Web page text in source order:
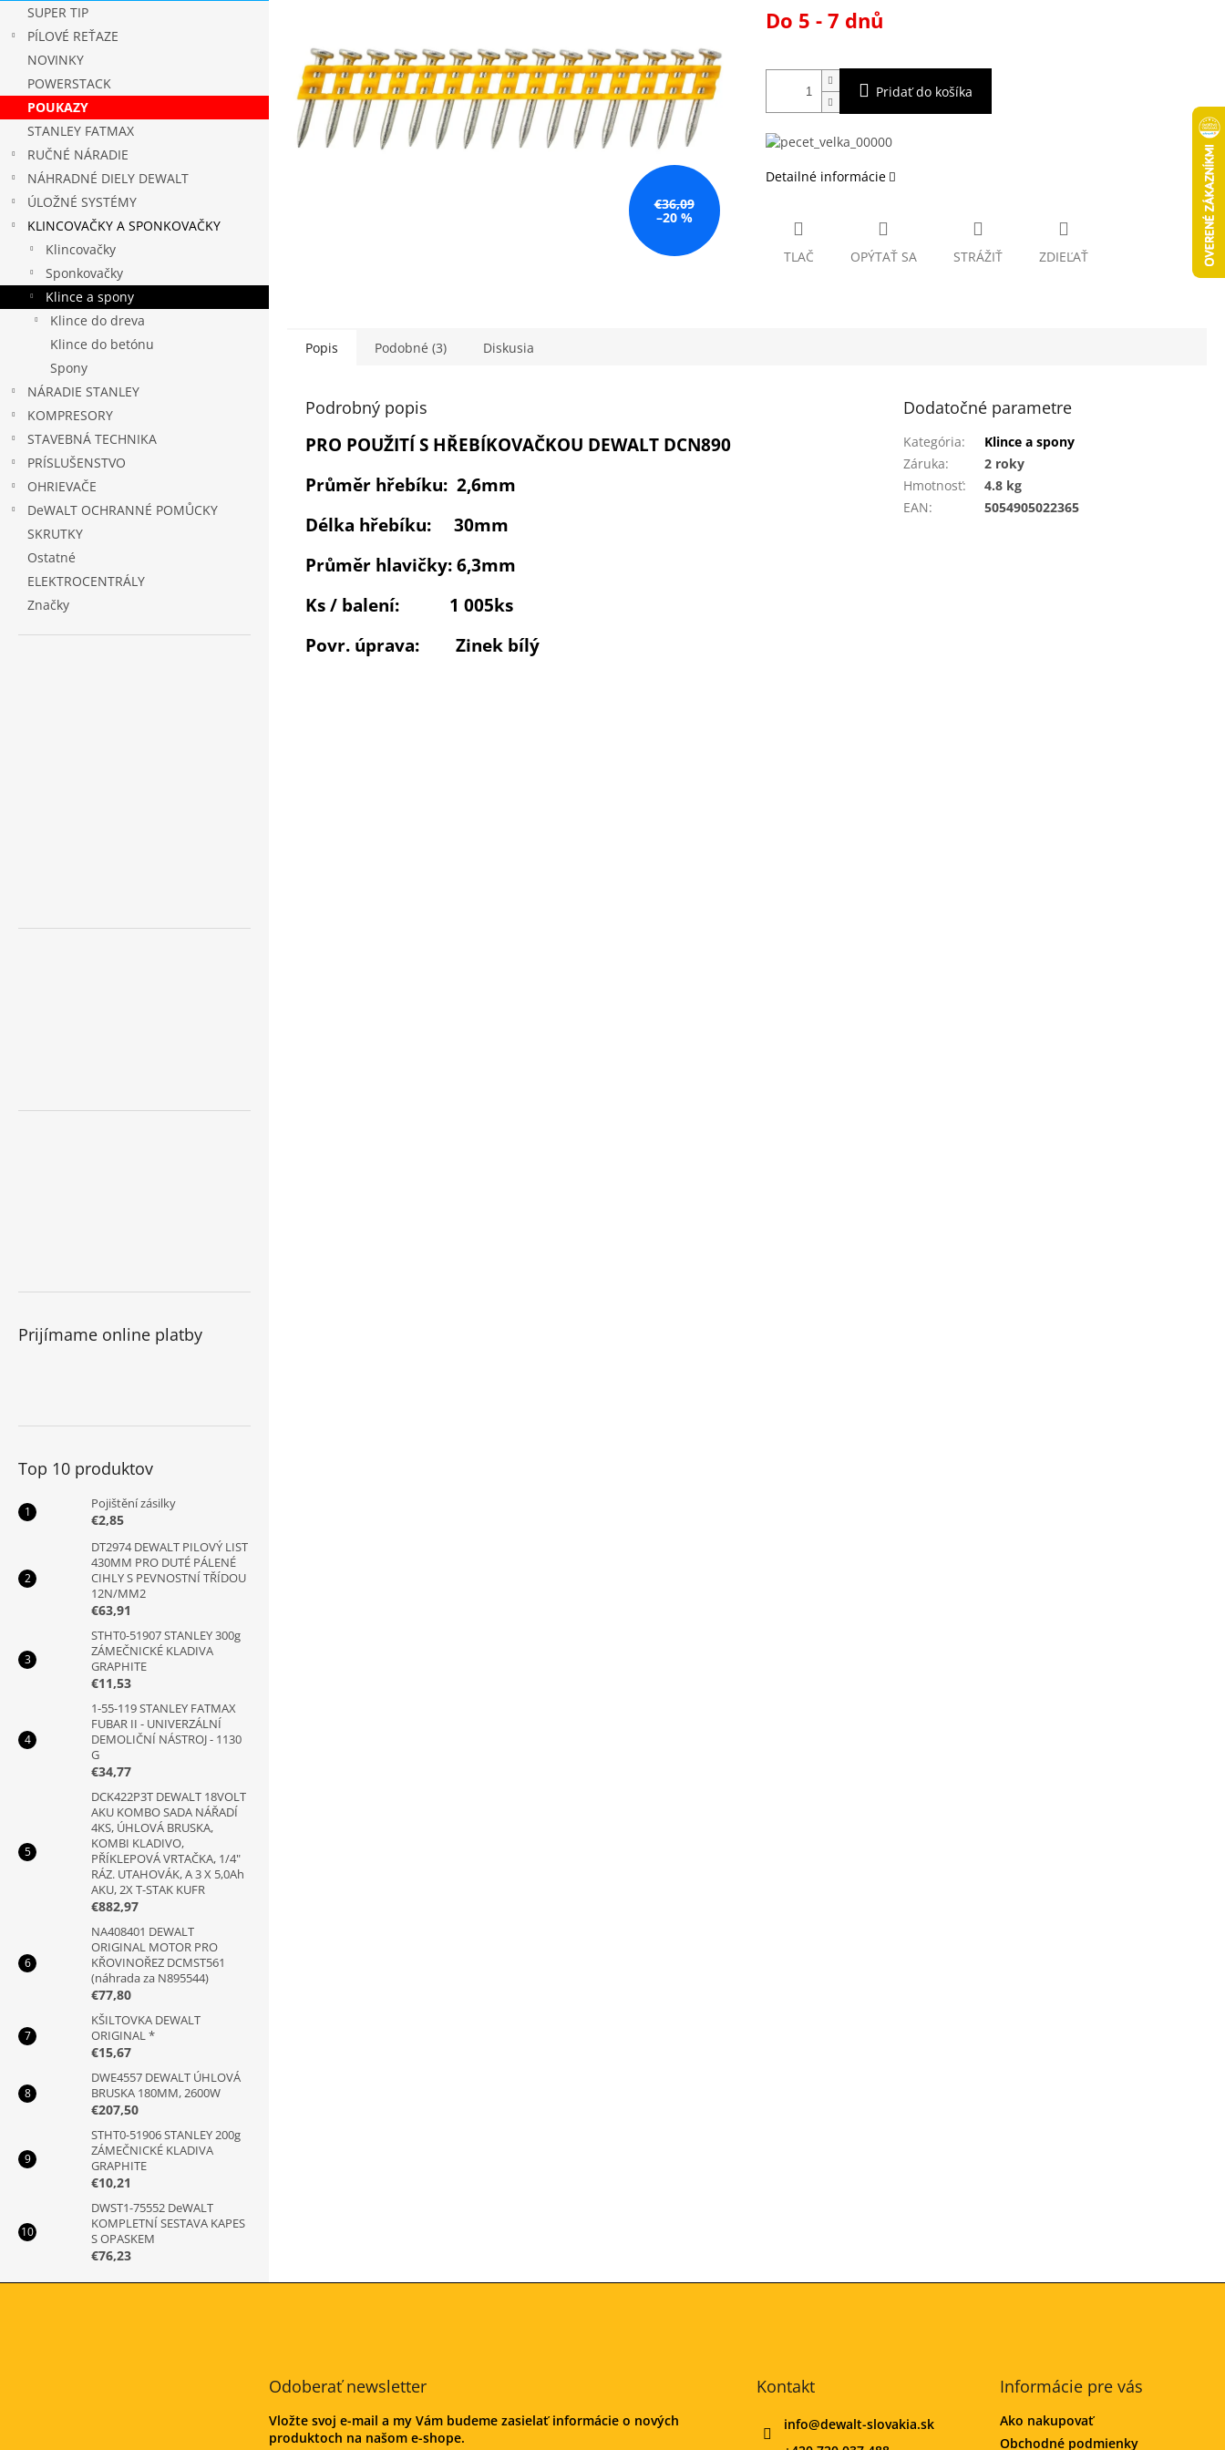
SUPER TIP
PÍLOVÉ REŤAZE
NOVINKY
POWERSTACK
POUKAZY
STANLEY FATMAX
RUČNÉ NÁRADIE
NÁHRADNÉ DIELY DEWALT
ÚLOŽNÉ SYSTÉMY
KLINCOVAČKY A SPONKOVAČKY
Klincovačky
Sponkovačky
Klince a spony
Klince do dreva
Klince do betónu
Spony
NÁRADIE STANLEY
KOMPRESORY
STAVEBNÁ TECHNIKA
PRÍSLUŠENSTVO
OHRIEVAČE
DeWALT OCHRANNÉ POMŮCKY
SKRUTKY
Ostatné
ELEKTROCENTRÁLY
Značky
Prijímame online platby
Top 10 produktov
Pojištění zásilky
€2,85
DT2974 DEWALT PILOVÝ LIST
430MM PRO DUTÉ PÁLENÉ
CIHLY S PEVNOSTNÍ TŘÍDOU
12N/MM2
€63,91
STHT0-51907 STANLEY 300g
ZÁMEČNICKÉ KLADIVA
GRAPHITE
€11,53
1-55-119 STANLEY FATMAX
FUBAR II - UNIVERZÁLNÍ
DEMOLIČNÍ NÁSTROJ - 1130
G
€34,77
DCK422P3T DEWALT 18VOLT
AKU KOMBO SADA NÁŘADÍ
4KS, ÚHLOVÁ BRUSKA,
KOMBI KLADIVO,
PŘÍKLEPOVÁ VRTAČKA, 1/4"
RÁZ. UTAHOVÁK, A 3 X 5,0Ah
AKU, 2X T-STAK KUFR
€882,97
NA408401 DEWALT
ORIGINAL MOTOR PRO
KŘOVINOŘEZ DCMST561
(náhrada za N895544)
€77,80
KŠILTOVKA DEWALT
ORIGINAL *
€15,67
DWE4557 DEWALT ÚHLOVÁ
BRUSKA 180MM, 2600W
€207,50
STHT0-51906 STANLEY 200g
ZÁMEČNICKÉ KLADIVA
GRAPHITE
€10,21
DWST1-75552 DeWALT
KOMPLETNÍ SESTAVA KAPES
S OPASKEM
€76,23
€36,09
–20 %
cena:
Do 5 - 7 dnů
Pridať do košíka
Detailné informácie
TLAČ OPÝTAŤ SA STRÁŽIŤ ZDIEĽAŤ
Popis Podobné (3) Diskusia
Podrobný popis
PRO POUŽITÍ S HŘEBÍKOVAČKOU DEWALT DCN890
Průměr hřebíku: 2,6mm
Délka hřebíku: 30mm
Průměr hlavičky: 6,3mm
Ks / balení: 1 005ks
Povr. úprava: Zinek bílý
Dodatočné parametre
Kategória:
Klince a spony
Záruka:
2 roky
Hmotnosť:
4.8 kg
EAN: 5054905022365
Z
Odoberať newsletter
Vložte svoj e-mail a my Vám budeme zasielať informácie o nových
produktoch na našom e-shope.
Kontakt
info@dewalt-slovakia.sk
Informácie pre vás
Ako nakupovať
Obchodné podmienky